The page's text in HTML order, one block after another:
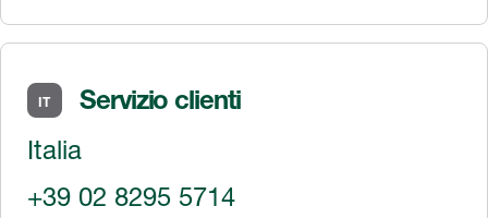
IT
Servizio clienti
Italia
+39 02 8295 5714